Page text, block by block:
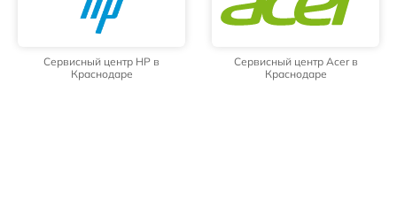
Сервисный центр HP в
Краснодаре
Сервисный центр Acer в
Краснодаре